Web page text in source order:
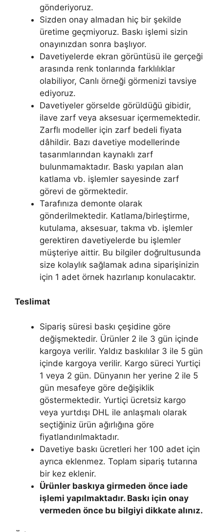
gönderiyoruz.
Sizden onay almadan hiç bir şekilde
üretime geçmiyoruz. Baskı işlemi sizin
onayınızdan sonra başlıyor.
Davetiyelerde ekran görüntüsü ile gerçeği
arasında renk tonlarında farklılıklar
olabiliyor, Canlı örneği görmenizi tavsiye
ediyoruz.
Davetiyeler görselde görüldüğü gibidir,
ilave zarf veya aksesuar içermemektedir.
Zarflı modeller için zarf bedeli fiyata
dâhildir. Bazı davetiye modellerinde
tasarımlarından kaynaklı zarf
bulunmamaktadır. Baskı yapılan alan
katlama vb. işlemler sayesinde zarf
görevi de görmektedir.
Tarafınıza demonte olarak
gönderilmektedir. Katlama/birleştirme,
kutulama, aksesuar, takma vb. işlemler
gerektiren davetiyelerde bu işlemler
müşteriye aittir. Bu bilgiler doğrultusunda
size kolaylık sağlamak adına siparişinizin
için 1 adet örnek hazırlanıp konulacaktır.
Teslimat
Sipariş süresi baskı çeşidine göre
değişmektedir. Ürünler 2 ile 3 gün içinde
kargoya verilir. Yaldız baskılılar 3 ile 5 gün
içinde kargoya verilir. Kargo süreci Yurtiçi
1 veya 2 gün. Dünyanın her yerine 2 ile 5
gün mesafeye göre değişiklik
göstermektedir. Yurtiçi ücretsiz kargo
veya yurtdışı DHL ile anlaşmalı olarak
seçtiğiniz ürün ağırlığına göre
fiyatlandırılmaktadır.
Davetiye baskı ücretleri her 100 adet için
ayrıca eklenmez. Toplam sipariş tutarına
bir kez eklenir.
Ürünler baskıya girmeden önce iade
işlemi yapılmaktadır. Baskı için onay
vermeden önce bu bilgiyi dikkate alınız.